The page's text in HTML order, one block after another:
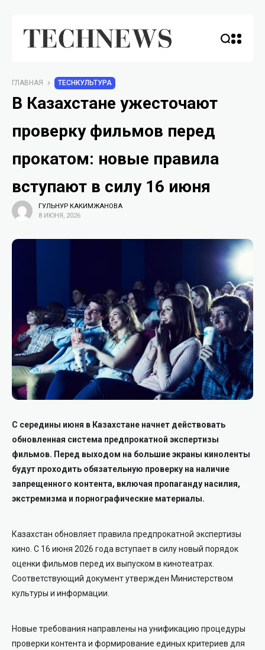
ГЛАВНАЯ TECHКУЛЬТУРА
В Казахстане ужесточают
проверку фильмов перед
прокатом: новые правила
вступают в силу 16 июня
ГУЛЬНУР КАКИМЖАНОВА
8 ИЮНЯ, 2026
С середины июня в Казахстане начнет действовать
обновленная система предпрокатной экспертизы
фильмов. Перед выходом на большие экраны киноленты
будут проходить обязательную проверку на наличие
запрещенного контента, включая пропаганду насилия,
экстремизма и порнографические материалы.
Казахстан обновляет правила предпрокатной экспертизы
кино. С 16 июня 2026 года вступает в силу новый порядок
оценки фильмов перед их выпуском в кинотеатрах.
Соответствующий документ утвержден Министерством
культуры и информации.
Новые требования направлены на унификацию процедуры
проверки контента и формирование единых критериев для